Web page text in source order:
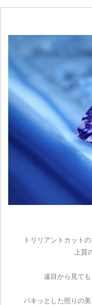
トリリアントカット
上質
遠目から見ても
パキッとした照りの